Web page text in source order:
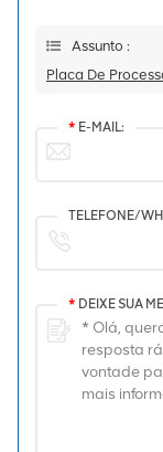
Assunto :
* E-MAIL:
TELEFONE/
* DEIXE SUA